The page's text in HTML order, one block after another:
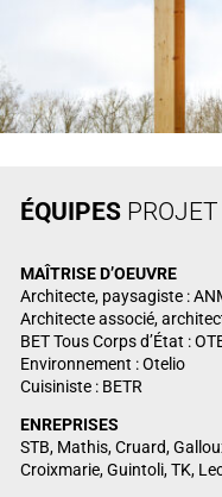
ÉQUIPESPROJET
MAÎTRISED’OEUVRE
Architecte, paysagiste :
Architecte associé,
BET Tous Corps d’État :
Environnement : Otelio
Cuisiniste : BETR
ENREPRISES
STB, Mathis, Cruard,
Croixmarie, Guintoli, TK,